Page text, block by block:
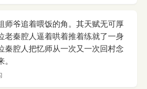
师爷追着喂饭的角。其天赋无可厚
老秦腔人逼着哄着推着练就了一身
秦腔人把忆师从一次又一次回村念